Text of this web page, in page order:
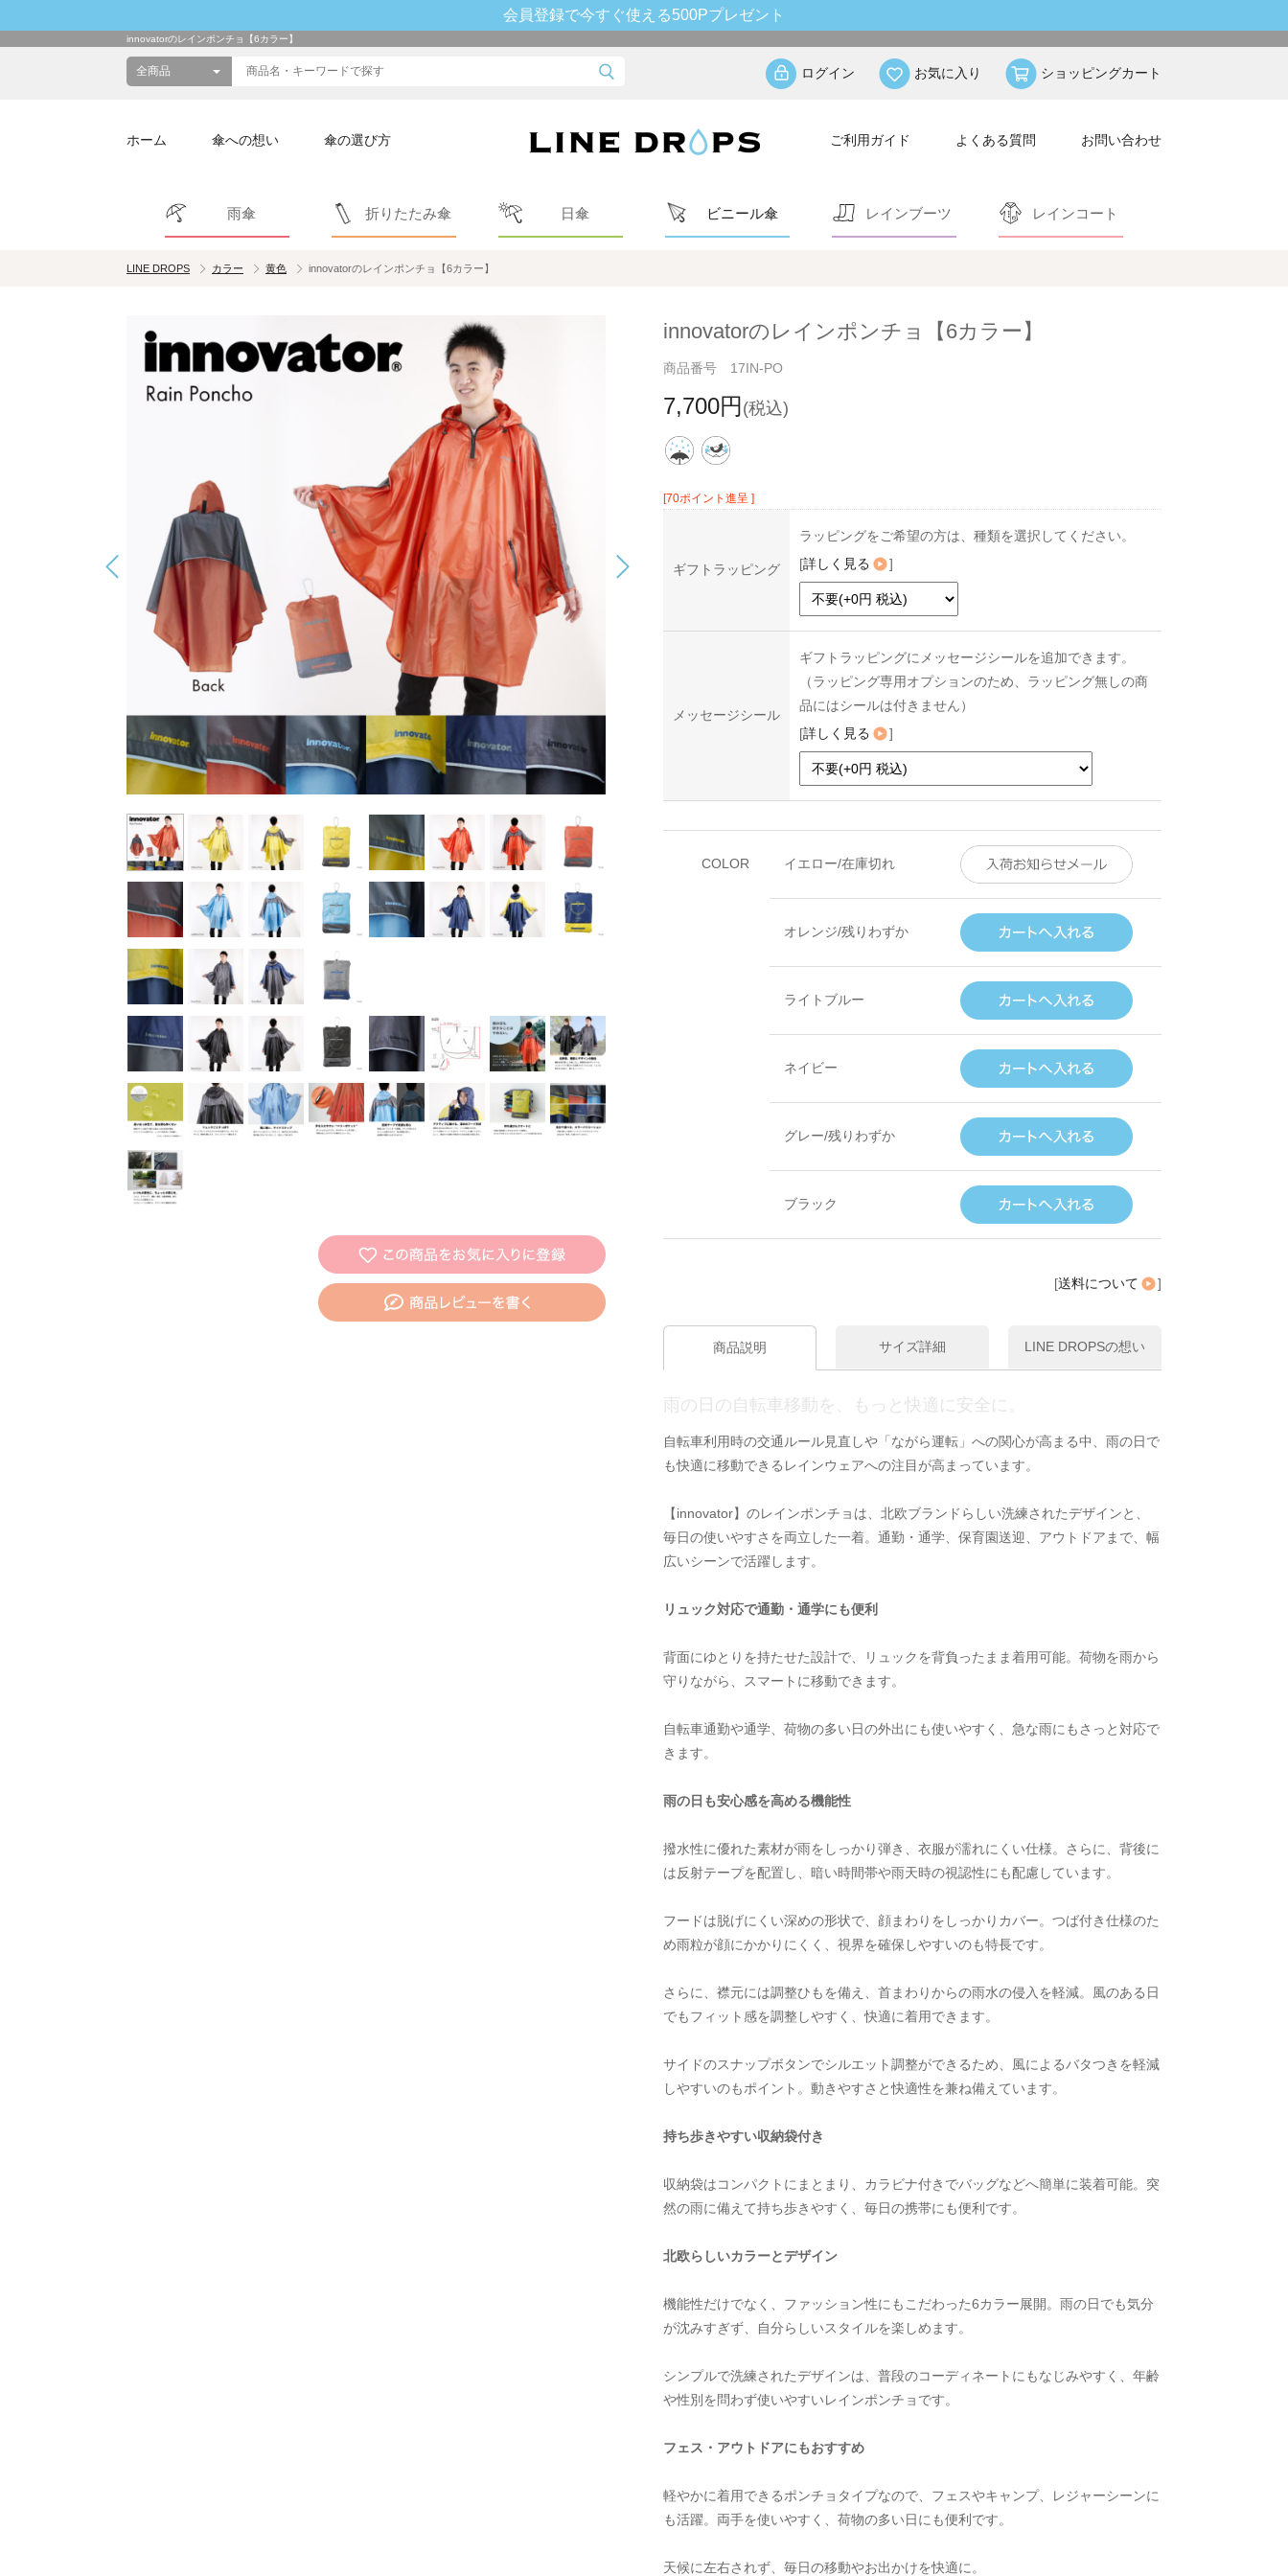
会員登録で今すぐ使える500Pプレゼント
innovatorのレインポンチョ【6カラー】
ログイン お気に入り ショッピングカート
ホーム 傘への想い 傘の選び方 ご利用ガイド よくある質問 お問い合わせ
雨傘 折りたたみ傘 日傘 ビニール傘 レインブーツ レインコート
LINE DROPS カラー 黄色 innovatorのレインポンチョ【6カラー】
innovatorのレインポンチョ【6カラー】
商品番号 17IN-PO
7,700円 (税込)
[70ポイント進呈 ]
ギフトラッピング
ラッピングをご希望の方は、種類を選択してください。
[詳しく見る ]
メッセージシール
ギフトラッピングにメッセージシールを追加できます。
（ラッピング専用オプションのため、ラッピング無しの商
品にはシールは付きません）
[詳しく見る ]
COLOR イエロー/在庫切れ
オレンジ/残りわずか
ライトブルー
ネイビー
グレー/残りわずか
ブラック
[送料について ]
商品説明 サイズ詳細 LINE DROPSの想い
雨の日の自転車移動を、もっと快適に安全に。
自転車利用時の交通ルール見直しや「ながら運転」への関心が高まる中、雨の日で
も快適に移動できるレインウェアへの注目が高まっています。
【innovator】のレインポンチョは、北欧ブランドらしい洗練されたデザインと、
毎日の使いやすさを両立した一着。通勤・通学、保育園送迎、アウトドアまで、幅
広いシーンで活躍します。
リュック対応で通勤・通学にも便利
背面にゆとりを持たせた設計で、リュックを背負ったまま着用可能。荷物を雨から
守りながら、スマートに移動できます。
自転車通勤や通学、荷物の多い日の外出にも使いやすく、急な雨にもさっと対応で
きます。
雨の日も安心感を高める機能性
撥水性に優れた素材が雨をしっかり弾き、衣服が濡れにくい仕様。さらに、背後に
は反射テープを配置し、暗い時間帯や雨天時の視認性にも配慮しています。
フードは脱げにくい深めの形状で、顔まわりをしっかりカバー。つば付き仕様のた
め雨粒が顔にかかりにくく、視界を確保しやすいのも特長です。
さらに、襟元には調整ひもを備え、首まわりからの雨水の侵入を軽減。風のある日
でもフィット感を調整しやすく、快適に着用できます。
サイドのスナップボタンでシルエット調整ができるため、風によるバタつきを軽減
しやすいのもポイント。動きやすさと快適性を兼ね備えています。
持ち歩きやすい収納袋付き
収納袋はコンパクトにまとまり、カラビナ付きでバッグなどへ簡単に装着可能。突
然の雨に備えて持ち歩きやすく、毎日の携帯にも便利です。
北欧らしいカラーとデザイン
機能性だけでなく、ファッション性にもこだわった6カラー展開。雨の日でも気分
が沈みすぎず、自分らしいスタイルを楽しめます。
シンプルで洗練されたデザインは、普段のコーディネートにもなじみやすく、年齢
や性別を問わず使いやすいレインポンチョです。
フェス・アウトドアにもおすすめ
軽やかに着用できるポンチョタイプなので、フェスやキャンプ、レジャーシーンに
も活躍。両手を使いやすく、荷物の多い日にも便利です。
天候に左右されず、毎日の移動やお出かけを快適に。